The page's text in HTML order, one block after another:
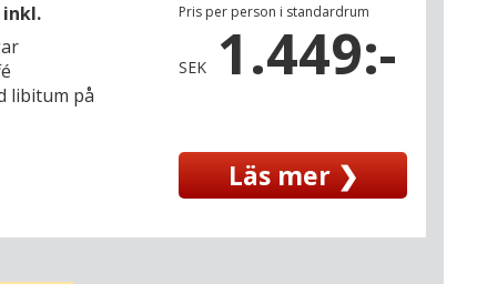
inkl.
libitum på
Pris per person i standardrum
SEK 1.449:-
Läs mer ❯